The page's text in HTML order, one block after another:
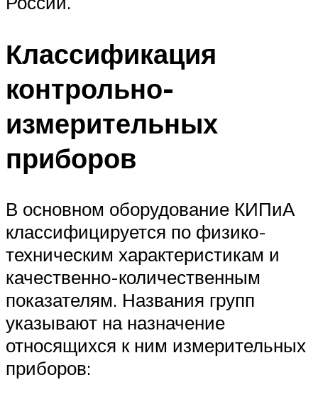
Классификация
контрольно-
измерительных
приборов
В основном оборудование КИПиА
классифицируется по физико-
техническим характеристикам и
качественно-количественным
показателям. Названия групп
указывают на назначение
относящихся к ним измерительных
приборов: